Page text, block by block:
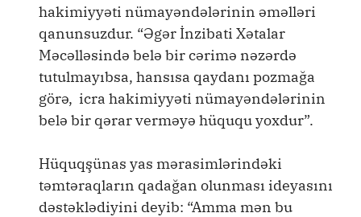
hakimiyyəti nümayəndələrinin əməlləri
qanunsuzdur. “Əgər İnzibati Xətalar
Məcəlləsində belə bir cərimə nəzərdə
tutulmayıbsa, hansısa qaydanı pozmağa
görə, icra hakimiyyəti nümayəndələrinin
belə bir qərar verməyə hüququ yoxdur”.
Hüquqşünas yas mərasimlərindəki
təmtəraqların qadağan olunması ideyasını
dəstəklədiyini deyib: “Amma mən bu